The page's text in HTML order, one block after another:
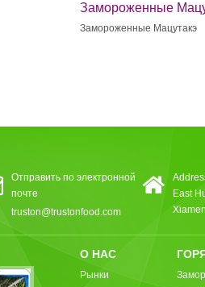
Замороженные
Замороженные Мацутакэ
Отправить по электронной
почте
truston@trustonfood.com
East
О НАС
Рынки